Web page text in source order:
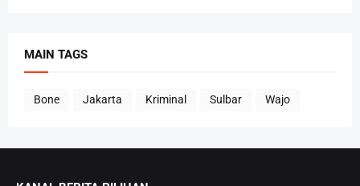
MAIN TAGS
Bone Jakarta Kriminal Sulbar Wajo